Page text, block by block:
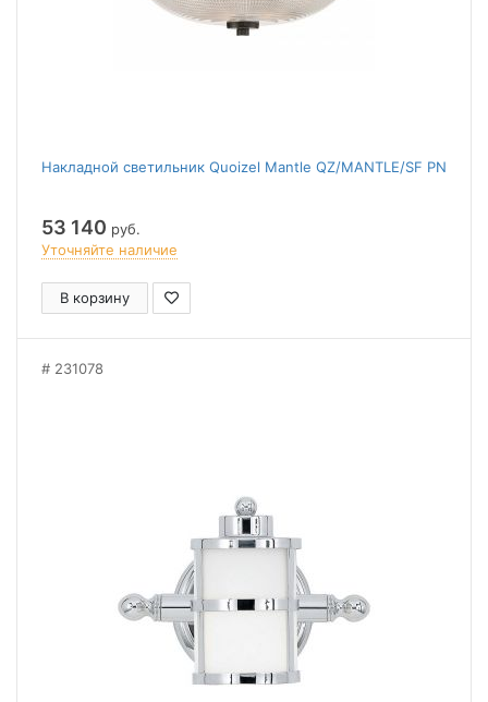
Накладной светильник Quoizel Mantle QZ/MANTLE/SF PN
53 140 руб.
Уточняйте наличие
В корзину
231078